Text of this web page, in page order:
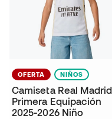
OFERTA NIÑOS
Camiseta Real Madrid
Primera Equipación
2025-2026 Niño